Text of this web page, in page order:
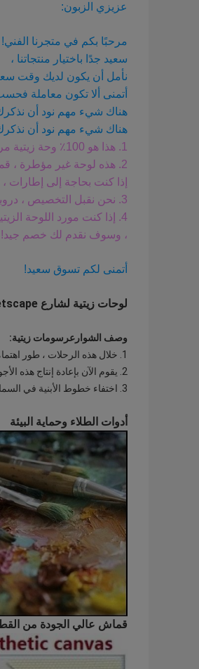
عزيزي الزبون:
مرحبًا بكم في متجرنا الفني!
سعيد جدًا باختيار منتجاتنا ،
نأمل أن يكون لديك وقت
أتمنى ألا تكون معاملة
هناك شيء مهم نود أن
هناك شيء مهم نود أن
1. هذا هو 100٪ وحة زيتية مرسومة باليد!
2. هذه لوحة غير مؤطرة ، قماش ملفوف فقط ، لا يوجد إطار خارجي ولا إطار داخلي.
إذا كنت بحاجة إلى إطارات
3. نحن نقبل التخصيص ، دروبشيبينغ ، البيع بالجملة ، OEM ، إلخ. لا تتردد في الاتصال بنا عن طريق الرسائل.
4. إذا كنت مورد اللوحة
، وسوف نقدم لك خصم جيد!
أتمنى لكم تسوق سعيد!
لوحات زيتية لشارع Streetscape بواسطة سكين Palette ، لوحات زيتية من cityscape ، فن قماش حديث لتزيين المنزل
وصف الشوارعرسومات زيتية:
1. خلال هذه الرحلات ، طور اهتمامًا شديدًا بالعالم الحضري ووجهات نظره إلى ما بعد الحياة.
2. يقوم الآن بإعادة إنتاج هذه الأجواء الرسومية في لوحاته.
3. اختفاء خطوط الأبنية في السماء ، وتبدو الطرقات الواسعة بلا نهاية ، وتضارب الألوان.
أدوات الطلاء وحماية البيئة
قماش عالي الجودة من القطن